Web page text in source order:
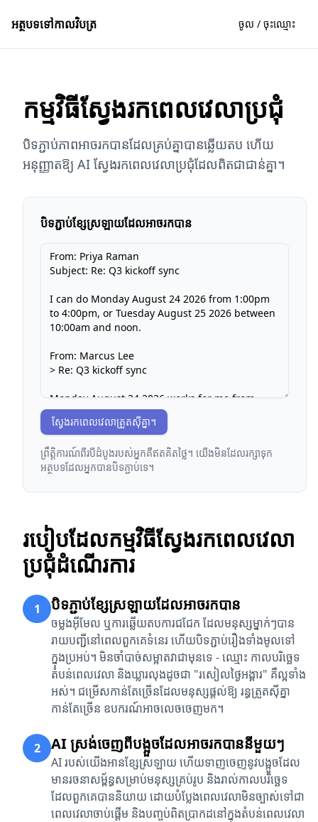
អត្ថបទ​ទៅ​កាលវិបត្រ ចូល / ចុះ​ឈ្មោះ
កម្មវិធីស្វែងរកពេលវេលាប្រជុំ
បិទភ្ជាប់ភាពអាចរកបានដែលគ្រប់គ្នាបានឆ្លើយតប ហើយ
អនុញ្ញាតឱ្យ AI ស្វែងរកពេលវេលាប្រជុំដែលពិតជាជាន់គ្នា។
បិទភ្ជាប់ខ្សែស្រឡាយដែលអាចរកបាន
ស្វែងរកពេលវេលាត្រួតស៊ីគ្នា។
ព្រឹត្តិការណ៍ពីរបីដំបូងរបស់អ្នកគឺឥតគិតថ្លៃ។ យើងមិនដែលរក្សាទុក
អត្ថបទដែលអ្នកបានបិទភ្ជាប់ទេ។
របៀបដែលកម្មវិធីស្វែងរកពេលវេលា
ប្រជុំដំណើរការ
1 បិទភ្ជាប់ខ្សែស្រឡាយដែលអាចរកបាន
ចម្លងអ៊ីមែល ឬការឆ្លើយតបការជជែក ដែលមនុស្សម្នាក់ៗបាន
រាយបញ្ជីនៅពេលពួកគេទំនេរ ហើយបិទភ្ជាប់រឿងទាំងមូលទៅ
ក្នុងប្រអប់។ មិនចាំបាច់សម្អាតវាជាមុនទេ - ឈ្មោះ កាលបរិច្ឆេទ
តំបន់ពេលវេលា និងឃ្លារលុងដូចជា "រសៀលថ្ងៃអង្គារ" គឺល្អទាំង
អស់។ ជម្រើសកាន់តែច្រើនដែលមនុស្សផ្តល់ឱ្យ រន្ធត្រួតស៊ីគ្នា
កាន់តែច្រើន ឧបករណ៍អាចលេចចេញមក។
2 AI ស្រង់ចេញពីបង្អួចដែលអាចរកបាននីមួយៗ
AI របស់យើងអានខ្សែស្រឡាយ ហើយទាញចេញនូវបង្អួចដែល
មានរចនាសម្ព័ន្ធសម្រាប់មនុស្សគ្រប់រូប និងរាល់កាលបរិច្ឆេទ
ដែលពួកគេបាននិយាយ ដោយបំប្លែងពេលវេលាមិនច្បាស់ទៅជា
ពេលវេលាចាប់ផ្តើម និងបញ្ចប់ពិតប្រាកដនៅក្នុងតំបន់ពេលវេលា